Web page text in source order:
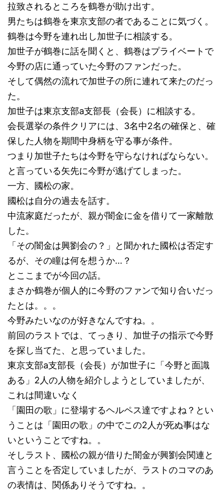
拉致されるところを鶴巻が助け出す。
男たちは鶴巻を東京支部の者であることに気づく。
鶴巻は今野を連れ出し加世子に相談する。
加世子が鶴巻に話を聞くと、鶴巻はプライベートで
今野の店に通っていた今野のファンだった。
そして偶然の流れで加世子の所に連れて来たのだっ
た。
加世子は東京支部a支部長（会長）に相談する。
会長選挙の条件クリアには、3名中2名の確保と、確
保した人物を期間中身柄を守る事が条件。
つまり加世子たちは今野を守らなければならない。
と言っている矢先に今野が逃げてしまった。
一方、國松の家。
國松は自分の過去を話す。
中流家庭だったが、親が闇金に金を借りて一家離散
した。
「その闇金は興劉会の？」と聞かれた國松は否定す
るが、その瞳は何を想うか…？
とここまでが今回の話。
まさか鶴巻が個人的に今野のファンで知り合いだっ
たとは。。。
今野みたいなのが好きなんですね。。
前回のラストでは、てっきり、加世子の指示で今野
を探し当てた、と思っていました。
東京支部a支部長（会長）が加世子に「今野と面識
ある」2人の人物を紹介しようとしていましたが、
これは間違いなく
「園田の歌」に登場するヘルペス達ですよね？とい
うことは「園田の歌」の中でこの2人が死ぬ事はな
いということですね。。
そしラスト、國松の親が借りた闇金が興劉会関連と
言うことを否定していましたが、ラストのコマのあ
の表情は、関係ありそうですね。。